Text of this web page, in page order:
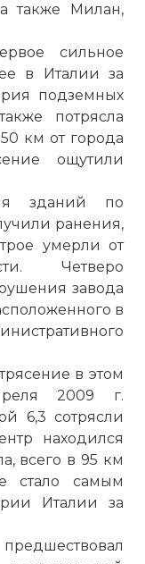
также Милан,
сильное
в Италии за
подземных
потрясла
км от города
ощутили
зданий по
ранения,
умерли от
Четверо
завода
в
в этом
2009 г.
6,3 сотрясли
находился
всего в 95 км
стало самым
Италии за